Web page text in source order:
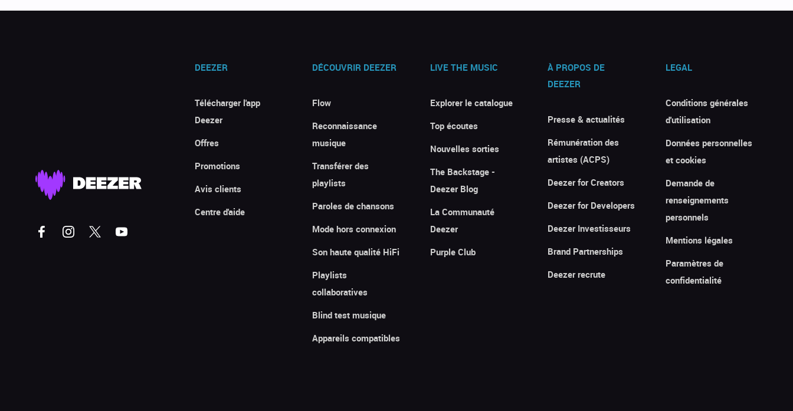
DEEZER
Télécharger l'app
Deezer
Offres
Promotions
Avis clients
Centre d'aide
DÉCOUVRIR DEEZER
Flow
Reconnaissance
musique
Transférer des
playlists
Paroles de chansons
Mode hors connexion
Son haute qualité HiFi
Playlists
collaboratives
Blind test musique
Appareils compatibles
LIVE THE MUSIC
Explorer le catalogue
Top écoutes
Nouvelles sorties
The Backstage -
Deezer Blog
La Communauté
Deezer
Purple Club
À PROPOS DE
DEEZER
Presse & actualités
Rémunération des
artistes (ACPS)
Deezer for Creators
Deezer for Developers
Deezer Investisseurs
Brand Partnerships
Deezer recrute
LEGAL
Conditions générales
d'utilisation
Données personnelles
et cookies
Demande de
renseignements
personnels
Mentions légales
Paramètres de
confidentialité